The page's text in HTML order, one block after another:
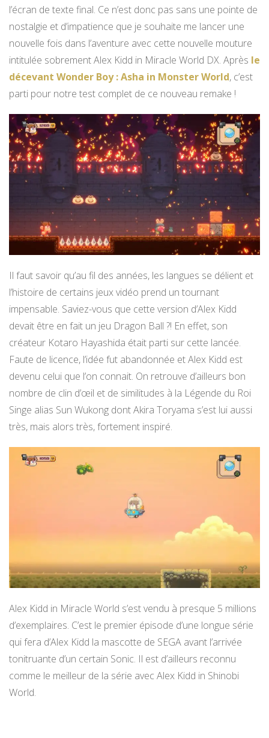
l’écran de texte final. Ce n’est donc pas sans une pointe de
nostalgie et d’impatience que je souhaite me lancer une
nouvelle fois dans l’aventure avec cette nouvelle mouture
intitulée sobrement Alex Kidd in Miracle World DX. Après le
décevant Wonder Boy : Asha in Monster World, c’est
parti pour notre test complet de ce nouveau remake !
Il faut savoir qu’au fil des années, les langues se délient et
l’histoire de certains jeux vidéo prend un tournant
impensable. Saviez-vous que cette version d’Alex Kidd
devait être en fait un jeu Dragon Ball ?! En effet, son
créateur Kotaro Hayashida était parti sur cette lancée.
Faute de licence, l’idée fut abandonnée et Alex Kidd est
devenu celui que l’on connait. On retrouve d’ailleurs bon
nombre de clin d’œil et de similitudes à la Légende du Roi
Singe alias Sun Wukong dont Akira Toryama s’est lui aussi
très, mais alors très, fortement inspiré.
Alex Kidd in Miracle World s’est vendu à presque 5 millions
d’exemplaires. C’est le premier épisode d’une longue série
qui fera d’Alex Kidd la mascotte de SEGA avant l’arrivée
tonitruante d’un certain Sonic. Il est d’ailleurs reconnu
comme le meilleur de la série avec Alex Kidd in Shinobi
World.